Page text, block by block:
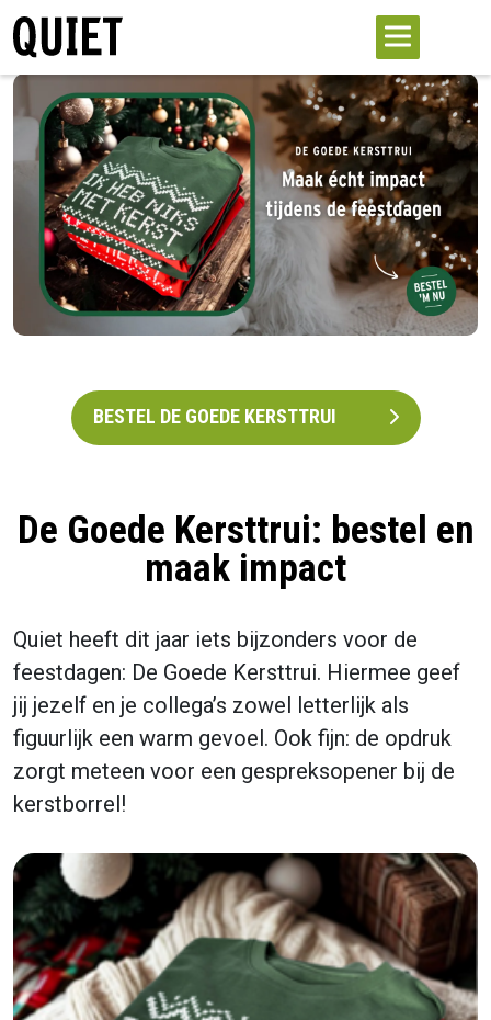
BESTEL DE GOEDE KERSTTRUI
De Goede Kersttrui: bestel en
maak impact
Quiet heeft dit jaar iets bijzonders voor de
feestdagen: De Goede Kersttrui. Hiermee geef
jij jezelf en je collega’s zowel letterlijk als
figuurlijk een warm gevoel. Ook fijn: de opdruk
zorgt meteen voor een gespreksopener bij de
kerstborrel!